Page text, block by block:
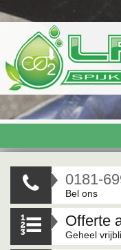
 0181-
Bel ons
 Offerte
Geheel